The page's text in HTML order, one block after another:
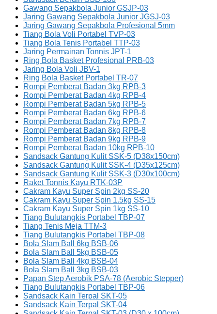
Gawang Sepakbola Junior GSJP-03
Jaring Gawang Sepakbola Junior JGSJ-03
Jaring Gawang Sepakbola Profesional 5mm
Tiang Bola Voli Portabel TVP-03
Tiang Bola Tenis Portabel TTP-03
Jaring Permainan Tonnis JPT-1
Ring Bola Basket Profesional PRB-03
Jaring Bola Voli JBV-1
Ring Bola Basket Portabel TR-07
Rompi Pemberat Badan 3kg RPB-3
Rompi Pemberat Badan 4kg RPB-4
Rompi Pemberat Badan 5kg RPB-5
Rompi Pemberat Badan 6kg RPB-6
Rompi Pemberat Badan 7kg RPB-7
Rompi Pemberat Badan 8kg RPB-8
Rompi Pemberat Badan 9kg RPB-9
Rompi Pemberat Badan 10kg RPB-10
Sandsack Gantung Kulit SSK-5 (D38x150cm)
Sandsack Gantung Kulit SSK-4 (D35x125cm)
Sandsack Gantung Kulit SSK-3 (D30x100cm)
Raket Tonnis Kayu RTK-03P
Cakram Kayu Super Spin 2kg SS-20
Cakram Kayu Super Spin 1.5kg SS-15
Cakram Kayu Super Spin 1kg SS-10
Tiang Bulutangkis Portabel TBP-07
Tiang Tenis Meja TTM-3
Tiang Bulutangkis Portabel TBP-08
Bola Slam Ball 6kg BSB-06
Bola Slam Ball 5kg BSB-05
Bola Slam Ball 4kg BSB-04
Bola Slam Ball 3kg BSB-03
Papan Step Aerobik PSA-78 (Aerobic Stepper)
Tiang Bulutangkis Portabel TBP-06
Sandsack Kain Terpal SKT-05
Sandsack Kain Terpal SKT-04